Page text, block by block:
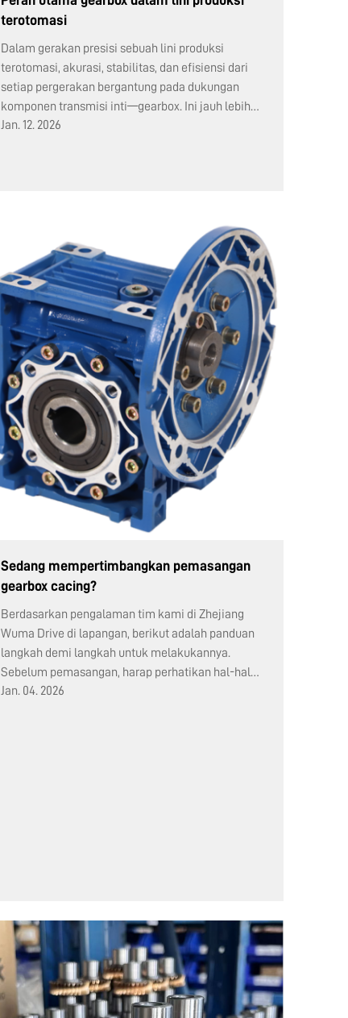
terotomasi
Dalam gerakan presisi sebuah lini produksi
terotomasi, akurasi, stabilitas, dan efisiensi dari
setiap pergerakan bergantung pada dukungan
komponen transmisi inti—gearbox. Ini jauh lebih
dari sekadar perangkat "pengurang kecepatan";
Jan. 12. 2026
Sedang mempertimbangkan pemasangan
gearbox cacing?
Berdasarkan pengalaman tim kami di Zhejiang
Wuma Drive di lapangan, berikut adalah panduan
langkah demi langkah untuk melakukannya.
Sebelum pemasangan, harap perhatikan hal-hal
berikut: Pertama, periksa cepat kemasan—
Jan. 04. 2026